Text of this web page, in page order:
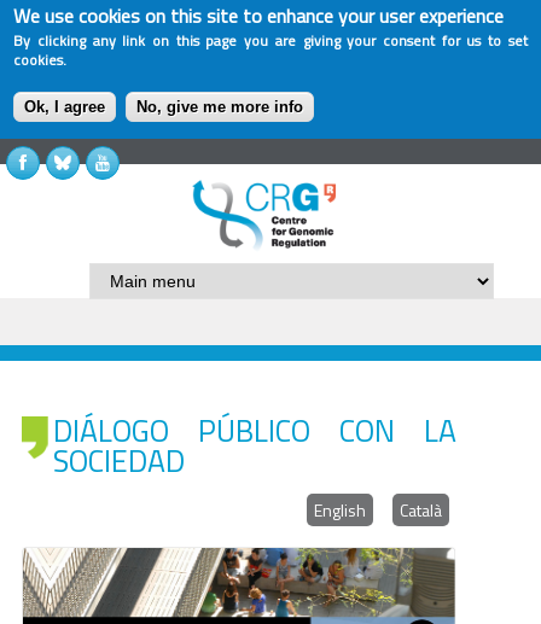
We use cookies on this site to enhance your user experience
By clicking any link on this page you are giving your consent for us to set
cookies.
Ok, I agree No, give me more info
DIÁLOGO PÚBLICO CON LA
SOCIEDAD
English Català